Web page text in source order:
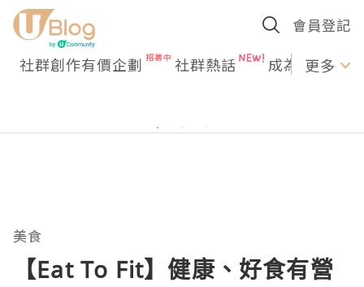
會員登記
社群創作有價企劃 社群熱話 成為U更多
美食
【Eat To Fit】健康、好食有營